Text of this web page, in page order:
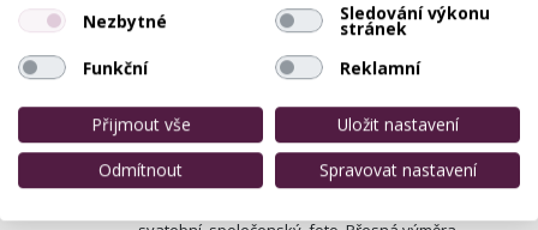
Nechte se hýčkat na kosmetickém ošetření luxusní
kosmetikou Medik8 od profesionálky v oboru.
Hodonín
Svatopluka Čecha 2461/4, Hodonín
Profesionální poradenství a péče o pleť s luxusní
Nezbytné Sledování výkonu
stránek
Funkční
Reklamní
Přijmout vše
Uložit nastavení
Odmítnout
Spravovat nastavení